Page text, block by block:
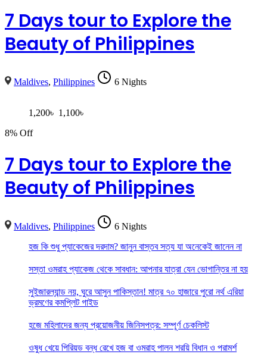
7 Days tour to Explore the
Beauty of Philippines
Maldives,Philippines 6 Nights
1,200৳ 1,100৳
8% Off
7 Days tour to Explore the
Beauty of Philippines
Maldives,Philippines
6 Nights
হজ কি শুধু প্যাকেজের দরদাম? জানুন বাস্তব সত্য যা অনেকেই জানেন না
সস্তা ওমরাহ প্যাকেজ থেকে সাবধান: আপনার যাত্রা যেন ভোগান্তির না হয়
সুইজারল্যান্ড নয়, ঘুরে আসুন পাকিস্তান! মাত্র ৭০ হাজারে পুরো নর্থ এরিয়া
ভ্রমণের কমপ্লিট গাইড
হজে মহিলাদের জন্য প্রয়োজনীয় জিনিসপত্র: সম্পূর্ণ চেকলিস্ট
ওষুধ খেয়ে পিরিয়ড বন্ধ রেখে হজ বা ওমরাহ পালন শরয়ি বিধান ও পরামর্শ